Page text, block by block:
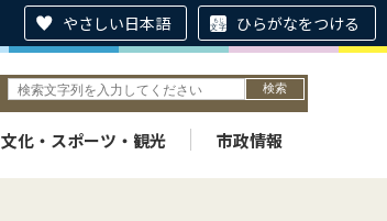
やさしい日本語 ひらがなをつける
文化・スポーツ・観光 市政情報